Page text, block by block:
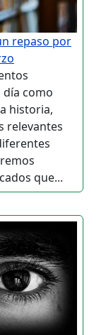
repaso por
como
historia,
relevantes
que...